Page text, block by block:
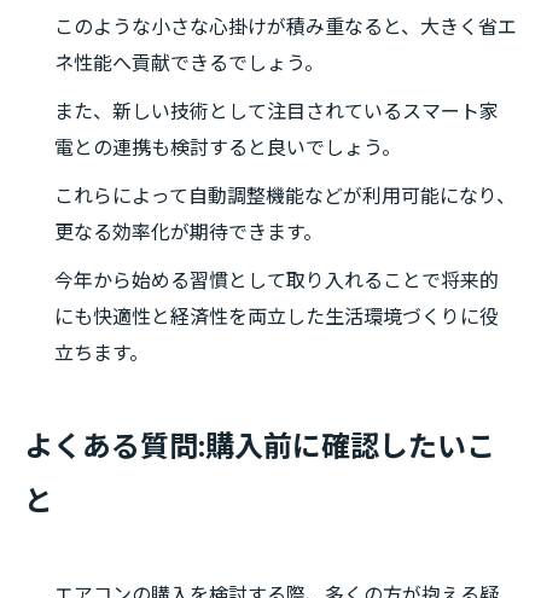
このような小さな心掛けが積み重なると、大きく省エ
ネ性能へ貢献できるでしょう。
また、新しい技術として注目されているスマート家
電との連携も検討すると良いでしょう。
これらによって自動調整機能などが利用可能になり、
更なる効率化が期待できます。
今年から始める習慣として取り入れることで将来的
にも快適性と経済性を両立した生活環境づくりに役
立ちます。
よくある質問:購入前に確認したいこ
と